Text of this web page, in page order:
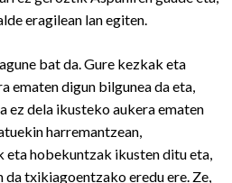
eragilean lan egiten.
bat da. Gure kezkak eta
ematen digun bilgunea da eta,
ez dela ikusteko aukera ematen
harremantzean,
eta hobekuntzak ikusten ditu eta,
da txikiagoentzako eredu ere. Ze,